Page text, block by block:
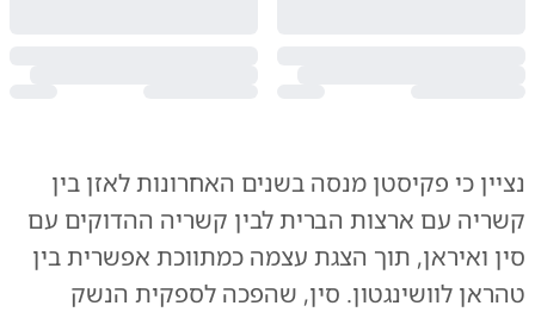
נציין כי פקיסטן מנסה בשנים האחרונות לאזן בין
קשריה עם ארצות הברית לבין קשריה ההדוקים עם
סין ואיראן, תוך הצגת עצמה כמתווכת אפשרית בין
טהראן לוושינגטון. סין, שהפכה לספקית הנשק